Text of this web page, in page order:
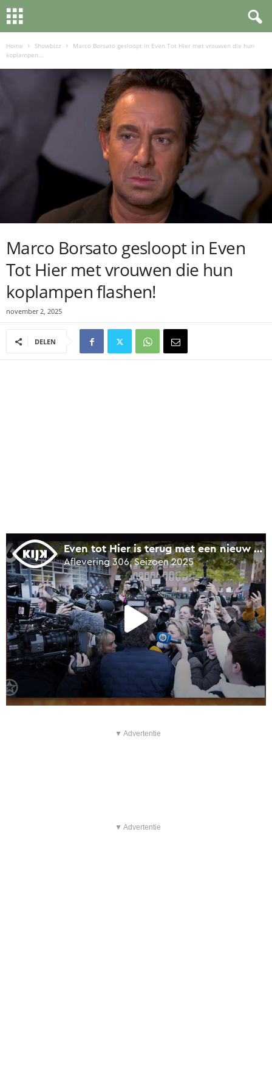
Home Showbizz
Marco Borsato gesloopt in Even Tot Hier met vrouwen die hun
koplampen...
Marco Borsato gesloopt in Even
Tot Hier met vrouwen die hun
koplampen flashen!
november 2, 2025
DELEN
▼ Advertentie
▼ Advertentie